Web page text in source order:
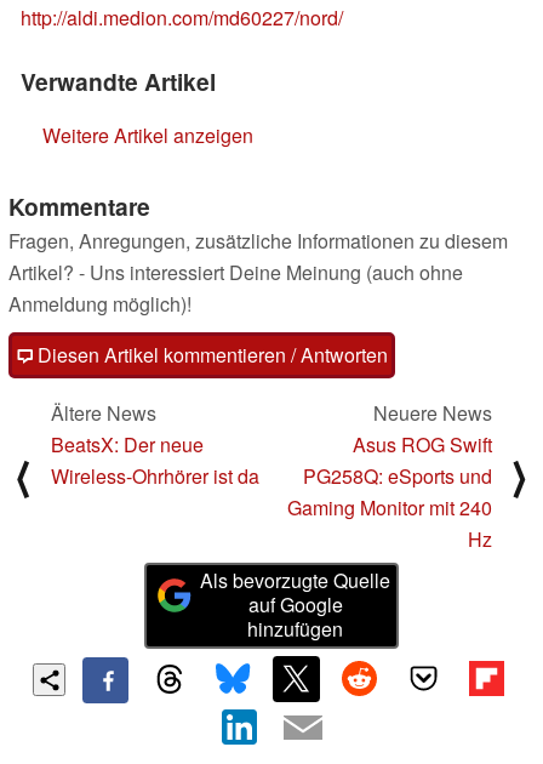
http://aldi.medion.com/md60227/nord/
Verwandte Artikel
Weitere Artikel anzeigen
Kommentare
Fragen, Anregungen, zusätzliche Informationen zu diesem
Artikel? - Uns interessiert Deine Meinung (auch ohne
Anmeldung möglich)!
Diesen Artikel kommentieren / Antworten
⟨
Ältere News
BeatsX: Der neue
Wireless-Ohrhörer ist da
Neuere News
Asus ROG Swift
PG258Q: eSports und
Gaming Monitor mit 240
Hz
⟩
Als bevorzugte Quelle
auf Google
hinzufügen